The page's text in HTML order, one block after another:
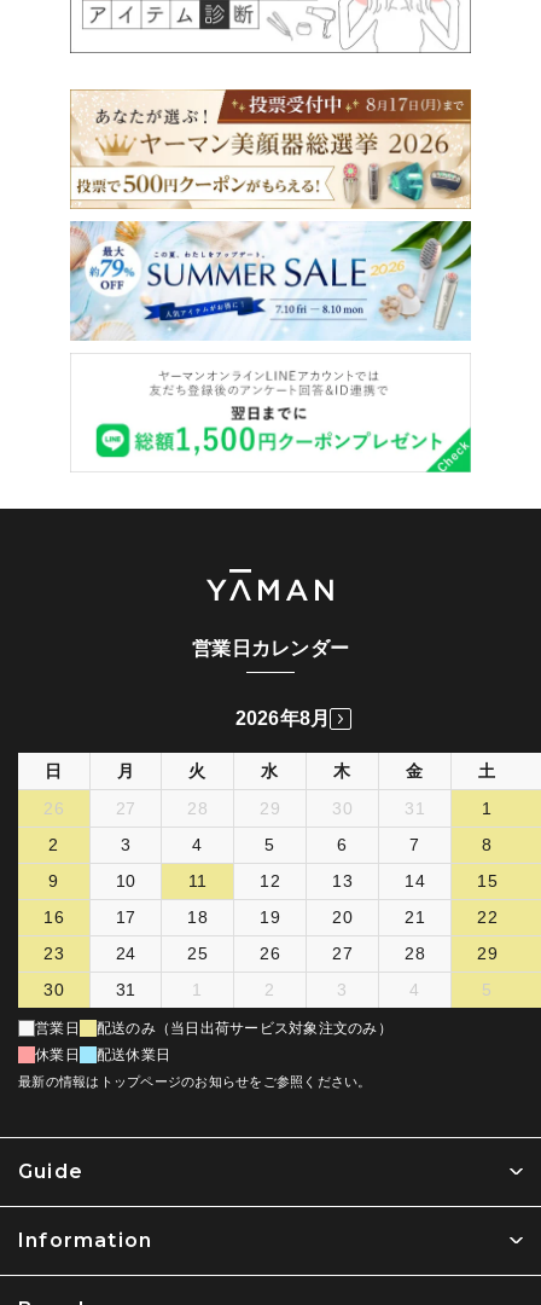
Guide
Information
営業日カレンダー
2026年8月
日 月 火 水 木 金
土
26
27 28 29 30 31
1
2
3 4 5 6 7
8
9
10 11 12 13 14
15
16
17 18 19 20 21
22
23
24 25 26 27 28
29
30
31 1 2 3 4 5
営業日
配送のみ（当日出荷サービス対象注文のみ）
休業日
配送休業日
最新の情報はトップページのお知らせをご参照ください。